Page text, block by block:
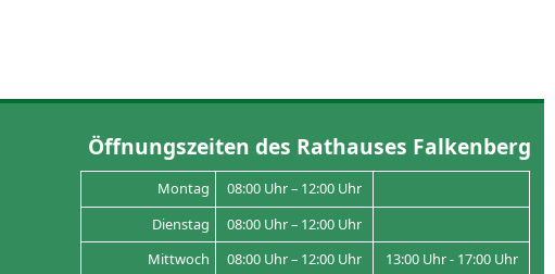
Öffnungszeiten des Rathauses Falkenberg
Montag
08:00 Uhr – 12:00 Uhr
Dienstag
08:00 Uhr – 12:00 Uhr
Mittwoch
08:00 Uhr – 12:00 Uhr 13:00 Uhr - 17:00 Uhr